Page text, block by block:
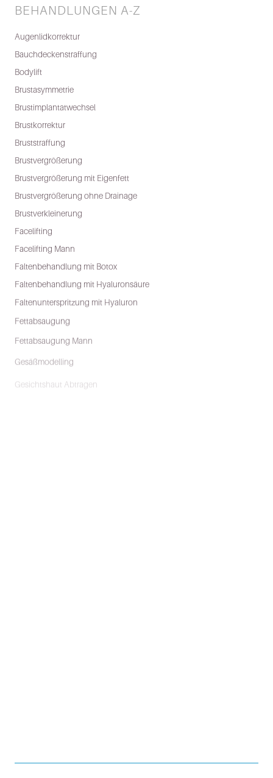
BEHANDLUNGEN A-Z
Augenlidkorrektur
Bauchdeckenstraffung
Bodylift
Brustasymmetrie
Brustimplantatwechsel
Brustkorrektur
Bruststraffung
Brustvergrößerung
Brustvergrößerung mit Eigenfett
Brustvergrößerung ohne Drainage
Brustverkleinerung
Facelifting
Facelifting Mann
Faltenbehandlung mit Botox
Faltenbehandlung mit Hyaluronsäure
Faltenunterspritzung mit Hyaluron
Fettabsaugung
Fettabsaugung Mann
Gynäkomastie